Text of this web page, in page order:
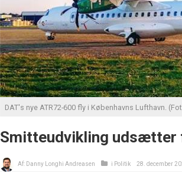
DAT's nye ATR72-600 fly i Københavns Lufthavn.
Smitteudvikling
Af: Danny Longhi Andreasen i Politik 28. december